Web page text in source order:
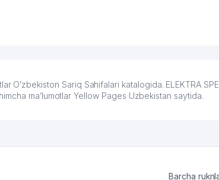
O’zbekiston Sariq Sahifalari katalogida. ELEKTRA
ma’lumotlar Yellow Pages Uzbekistan saytida.
Barcha